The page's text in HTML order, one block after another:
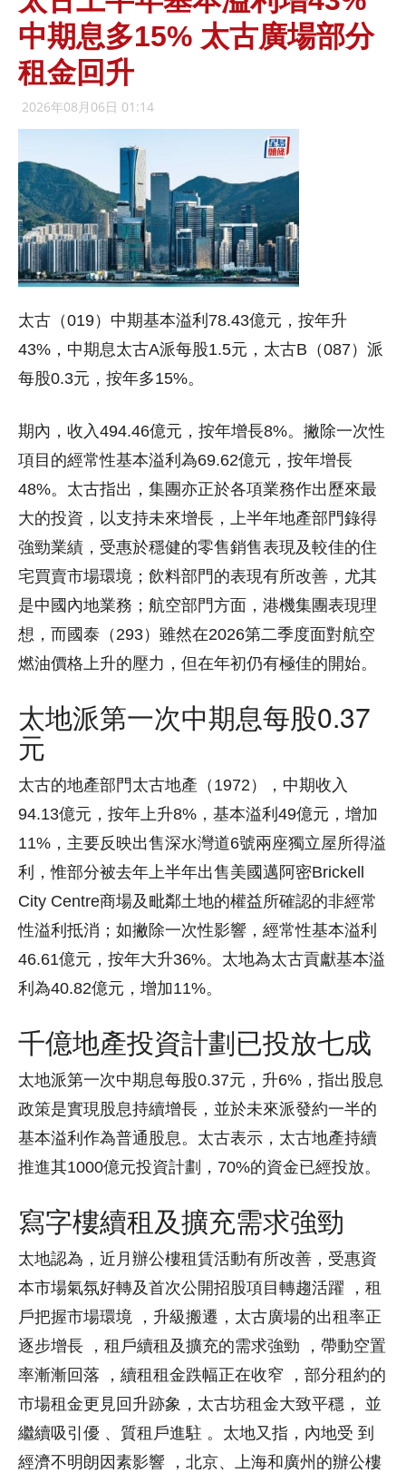
中期息多15% 太古廣場部分
租金回升
2026年08月06日 01:14
太古（019）中期基本溢利78.43億元，按年升
43%，中期息太古A派每股1.5元，太古B（087）派
每股0.3元，按年多15%。
期內，收入494.46億元，按年增長8%。撇除一次性
項目的經常性基本溢利為69.62億元，按年增長
48%。太古指出，集團亦正於各項業務作出歷來最
大的投資，以支持未來增長，上半年地產部門錄得
強勁業績，受惠於穩健的零售銷售表現及較佳的住
宅買賣市場環境；飲料部門的表現有所改善，尤其
是中國內地業務；航空部門方面，港機集團表現理
想，而國泰（293）雖然在2026第二季度面對航空
燃油價格上升的壓力，但在年初仍有極佳的開始。
太地派第一次中期息每股0.37
元
太古的地產部門太古地產（1972），中期收入
94.13億元，按年上升8%，基本溢利49億元，增加
11%，主要反映出售深水灣道6號兩座獨立屋所得溢
利，惟部分被去年上半年出售美國邁阿密Brickell
City Centre商場及毗鄰土地的權益所確認的非經常
性溢利抵消；如撇除一次性影響，經常性基本溢利
46.61億元，按年大升36%。太地為太古貢獻基本溢
利為40.82億元，增加11%。
千億地產投資計劃已投放七成
太地派第一次中期息每股0.37元，升6%，指出股息
政策是實現股息持續增長，並於未來派發約一半的
基本溢利作為普通股息。太古表示，太古地產持續
推進其1000億元投資計劃，70%的資金已經投放。
寫字樓續租及擴充需求強勁
太地認為，近月辦公樓租賃活動有所改善，受惠資
本市場氣氛好轉及首次公開招股項目轉趨活躍 ，租
戶把握市場環境 ，升級搬遷，太古廣場的出租率正
逐步增長 ，租戶續租及擴充的需求強勁 ，帶動空置
率漸漸回落 ，續租租金跌幅正在收窄 ，部分租約的
市場租金更見回升跡象，太古坊租金大致平穩， 並
繼續吸引優 、質租戶進駐 。太地又指，內地受 到
經濟不明朗因素影響 ，北京、上海和廣州的辦公樓